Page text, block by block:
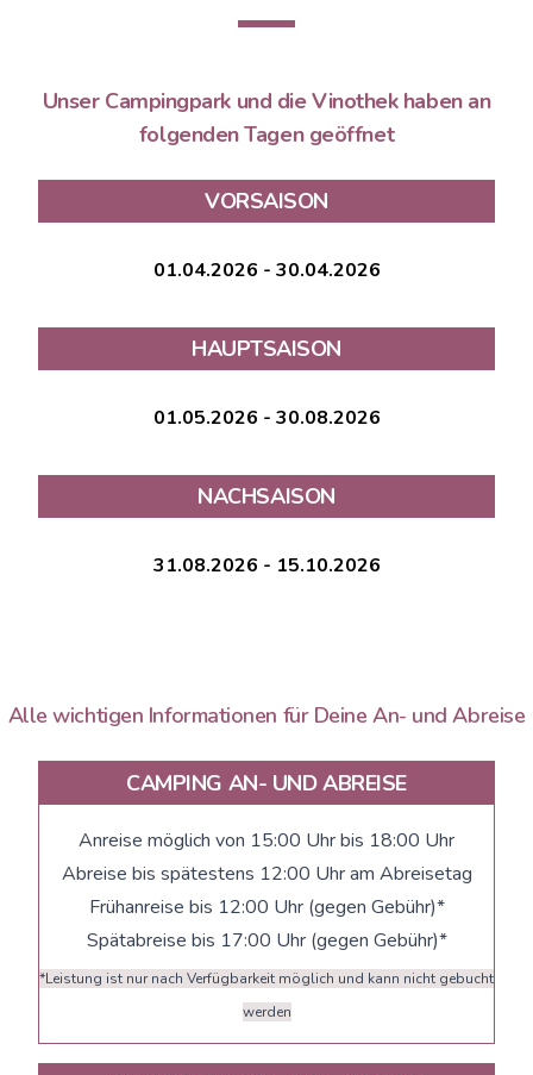
Unser Campingpark und die Vinothek haben an
folgenden Tagen geöffnet
VORSAISON
01.04.2026 - 30.04.2026
HAUPTSAISON
01.05.2026 - 30.08.2026
NACHSAISON
31.08.2026 - 15.10.2026
Alle wichtigen Informationen für Deine An- und Abreise
CAMPING AN- UND ABREISE
Anreise möglich von 15:00 Uhr bis 18:00 Uhr
Abreise bis spätestens 12:00 Uhr am Abreisetag
Frühanreise bis 12:00 Uhr (gegen Gebühr)*
Spätabreise bis 17:00 Uhr (gegen Gebühr)*
*Leistung ist nur nach Verfügbarkeit möglich und kann nicht gebucht
werden